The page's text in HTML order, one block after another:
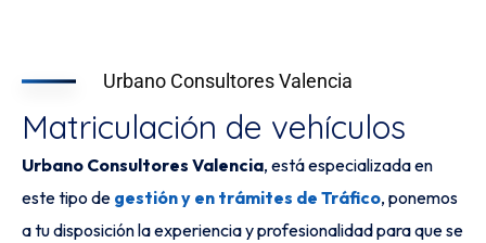
Urbano Consultores Valencia
Matriculación de vehículos
Urbano Consultores Valencia, está especializada en
este tipo de gestión y en trámites de Tráfico, ponemos
a tu disposición la experiencia y profesionalidad para que se